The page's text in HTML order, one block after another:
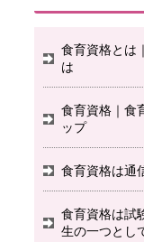
食育資格とは
は
食育資格｜食
ップ
食育資格は通
食育資格は試
生の一つとし